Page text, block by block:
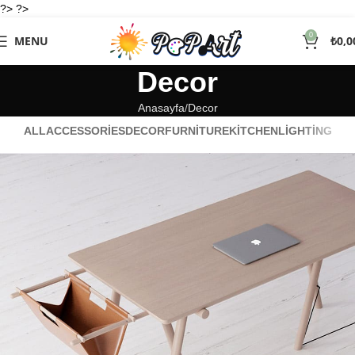
?> ?>
MENU 0 ₺
Decor
Anasayfa Decor
ALLACCESSORIESDECORFURNITUREKITCHENLIGHTING